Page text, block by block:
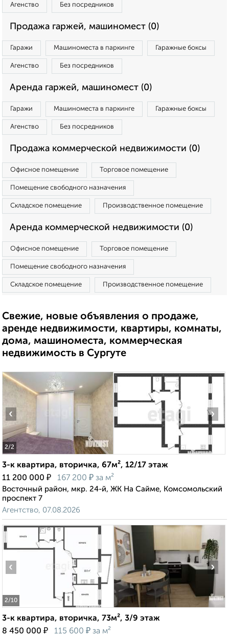
Агенство Без посредников
Продажа гаржей, машиномест (0)
Гаражи Машиноместа в паркинге Гаражные боксы
Агенство Без посредников
Аренда гаржей, машиномест (0)
Гаражи Машиноместа в паркинге Гаражные боксы
Агенство Без посредников
Продажа коммерческой недвижимости (0)
Офисное помещение Торговое помещение
Помещение свободного назначения
Складское помещение Производственное помещение
Аренда коммерческой недвижимости (0)
Офисное помещение Торговое помещение
Помещение свободного назначения
Складское помещение Производственное помещение
Свежие, новые объявления о продаже,
аренде недвижимости, квартиры, комнаты,
дома, машиноместа, коммерческая
недвижимость в Сургуте
2/2
‹ ›
3-к квартира, вторичка, 67м², 12/17 этаж
11 200 000 ₽ 167 200 ₽ за м²
Восточный район, мкр. 24-й, ЖК На Сайме, Комсомольский
проспект 7
Агентство, 07.08.2026
2/10
‹ ›
3-к квартира, вторичка, 73м², 3/9 этаж
8 450 000 ₽ 115 600 ₽ за м²